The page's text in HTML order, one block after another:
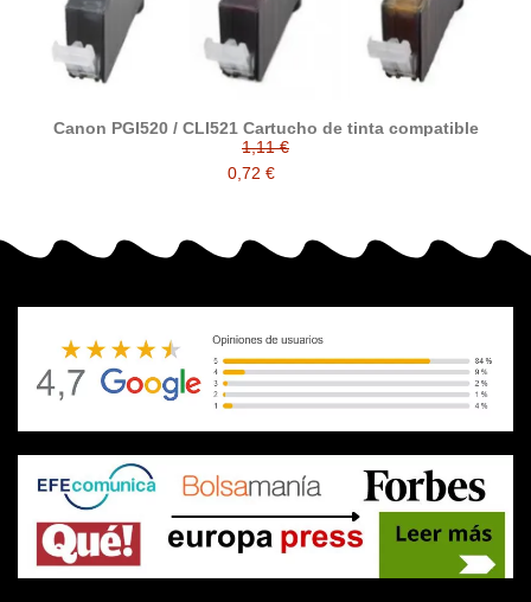
Canon PGI520 / CLI521 Cartucho de tinta compatible
1,11 €
0,72 €